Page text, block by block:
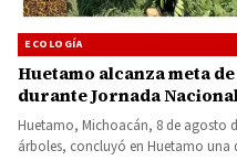
ECOLOGÍA
Huetamo alcanza meta
durante Jornada
Huetamo, Michoacán, 8 de agosto
árboles, concluyó en Huetamo una